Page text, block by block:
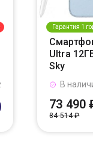
Гарантия 1
Ultra
Sky
В
73 490
84 514 ₽